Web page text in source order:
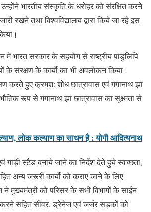
भारतीय संस्कृति के धरोहर को संरक्षित करने
रखने तथा विश्वविद्यालय द्वारा किये जा रहे इस
में भारत सरकार के सहयोग से राष्ट्रीय पांडुलिपि
के संरक्षण के कार्यो का भी अवलोकन किया।
करते हुए क्रमश: शोध छात्रावास एवं गंगानाथ झां
रूप से गंगानाथ झां छात्रावास का सूक्ष्मता से
लोक कल्याण का साधन है : योगी आदित्यनाथ
गाड़ी स्टैंड बनाये जाने का निर्देश देते हुये स्वच्छता,
अन्य जरूरी कार्यो को कराए जाने के लिए
ने मुख्यमंत्री को परिसर के सभी विभागों के साईन
करने सहित सीवर, ड्रेनेज एवं जर्जर सड़कों को